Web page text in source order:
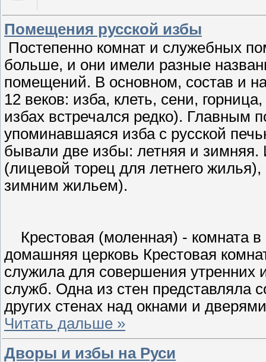
Помещения русской избы
Постепенно комнат и служебных
больше, и они имели разные
помещений. В основном, состав и
12 веков: изба, клеть, сени,
избах встречался редко). Главным
упоминавшаяся изба с русской
бывали две избы: летняя и зимняя.
(лицевой торец для летнего
зимним жильем).
Крестовая (моленная) - комната в
домашняя церковь Крестовая
служила для совершения утренних
служб. Одна из стен представляла
других стенах над окнами и
Читать дальше »
Дворы и избы на Руси